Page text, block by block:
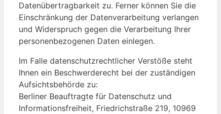
Datenübertragbarkeit zu. Ferner können Sie die
Einschränkung der Datenverarbeitung verlangen
und Widerspruch gegen die Verarbeitung Ihrer
personenbezogenen Daten einlegen.
Im Falle datenschutzrechtlicher Verstöße steht
Ihnen ein Beschwerderecht bei der zuständigen
Aufsichtsbehörde zu:
Berliner Beauftragte für Datenschutz und
Informationsfreiheit, Friedrichstraße 219, 10969